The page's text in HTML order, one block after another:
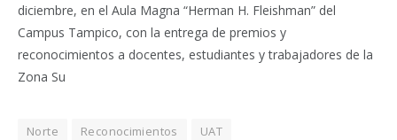
diciembre, en el Aula Magna “Herman H. Fleishman” del
Campus Tampico, con la entrega de premios y
reconocimientos a docentes, estudiantes y trabajadores de la
Zona Su
Norte Reconocimientos UAT